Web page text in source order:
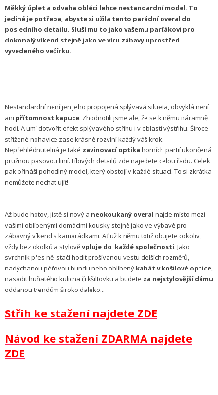
Měkký úplet a odvaha obléci lehce nestandardní model. To
jediné je potřeba, abyste si užila tento parádní overal do
posledního detailu. Sluší mu to jako vašemu parťákovi pro
dokonalý víkend stejně jako ve víru zábavy uprostřed
vyvedeného večírku.
Nestandardní není jen jeho propojená splývavá silueta, obvyklá není
ani přítomnost kapuce. Zhodnotili jsme ale, že se k němu náramně
hodí. A umí dotvořit efekt splývavého střihu i v oblasti výstřihu. Široce
střižené nohavice zase krásně rozvlní každý váš krok.
Nepřehlédnutelná je také zavinovací optika horních partií ukončená
pružnou pasovou linií. Líbivých detailů zde najedete celou řadu. Celek
pak přináší pohodlný model, který obstojí v každé situaci. To si zkrátka
nemůžete nechat ujít!
Až bude hotov, jistě si nový a neokoukaný overal najde místo mezi
vašimi oblíbenými domácími kousky stejně jako ve výbavě pro
zábavný víkend s kamarádkami. Ať už k němu totiž obujete cokoliv,
vždy bez okolků a stylověvpluje do každé společnosti. Jako
svrchník přes něj stačí hodit prošívanou vestu delších rozměrů,
nadýchanou péřovou bundu nebo oblíbený kabát v košilové optice,
nasadit huňatého kulicha či kšiltovku a budete za nejstylovější dámu
oddanou trendům široko daleko...
Střih ke stažení najdete ZDE
Návod ke stažení ZDARMA najdete
ZDE